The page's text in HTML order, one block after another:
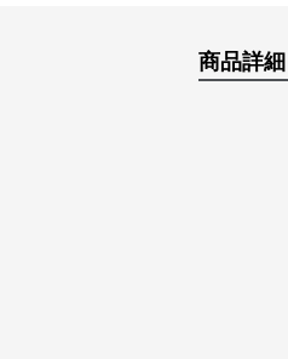
商品詳細